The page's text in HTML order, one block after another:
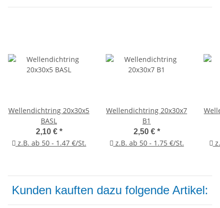
Wellendichtring 20x30x5
BASL
2,10 € *
z.B. ab 50 - 1.47 €/St.
Wellendichtring 20x30x7
B1
2,50 € *
z.B. ab 50 - 1.75 €/St.
Kunden kauften dazu folgende Artikel: